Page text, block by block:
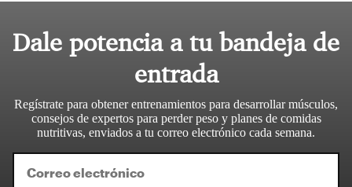
Dale potencia a tu bandeja de
entrada
Regístrate para obtener entrenamientos para desarrollar músculos,
consejos de expertos para perder peso y planes de comidas
nutritivas, enviados a tu correo electrónico cada semana.